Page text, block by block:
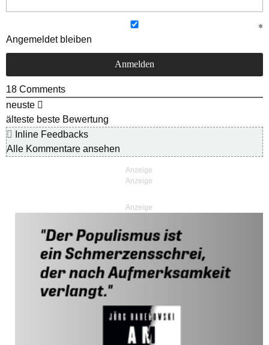
Angemeldet bleiben
18 Comments
neuste
älteste beste Bewertung
Inline Feedbacks
Alle Kommentare ansehen
Anzeige